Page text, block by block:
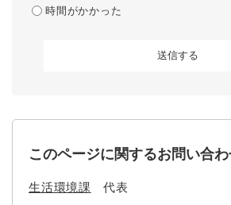
時間がかかった
このページに関するお問い合
生活環境課 代表